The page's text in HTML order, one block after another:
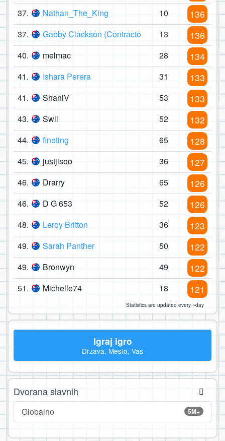
37. Nathan_The_King 10 136
37. Gabby Clackson (Contracto 13 136
40. melmac 28 134
41. Ishara Perera 31 133
41. ShaniV 53 133
43. Swil 52 132
44. fineting 65 128
45. justjisoo 36 127
46. Drarry 65 126
46. D G 653 52 126
48. Leroy Britton 36 123
49. Sarah Panther 50 122
49. Bronwyn 49 122
51. Michelle74 18 121
Statistics are updated every ~day
Igraj igro
Država, Mesto, Vas
Dvorana slavnih
5M+
Globalno